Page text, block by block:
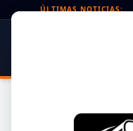
ÚLTIMAS NOTICIAS:
rechazados en alza: la